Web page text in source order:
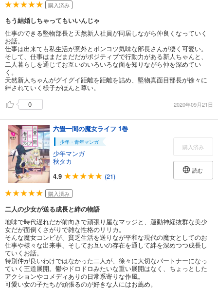
購入済み
もう結婚しちゃってもいいんじゃ
仕事のできる堅物部長と天然新人社員が同居しながら仲良くなっていく
お話。
仕事は出来ても私生活が意外とポンコツ気味な部長さんが凄く可愛い。
そして、仕事はまだまだだがポジティブで行動力がある新人ちゃんと、
二人暮らしを通じてお互いのいろいろな面を知りながら仲を深めてい
く。
天然新人ちゃんがグイグイ距離を距離を詰め、堅物真面目部長が徐々に
絆されていく様子がほんと尊い。
0
2020年09月21日
六畳一間の魔女ライフ 1巻
少年・青年マンガ
少年マンガ
秋タカ
4.9
(21)
購入済み
読む
購入済み
二人の少女が送る成長と絆の物語
地味で時代遅れだが前向きで頑張り屋なマッジと、運動神経抜群な美少
女だが面倒くさがりで雑な性格のリリカ。
そんな魔女コンビが、貧乏生活を送りなが平和な現代の魔女としてのお
仕事や様々な出来事、そしてお互いの存在を通して絆を深めつつ成長し
ていくお話。
特別仲が良いわけではなかった二人が、徐々に大切なパートナーになっ
ていく王道展開。鬱やドロドロみたいな重い展開はなく、ちょっとした
アクションやコメディありの日常系寄りな作風。
可愛い女の子たちが頑張るのが好きな人にはお薦め。